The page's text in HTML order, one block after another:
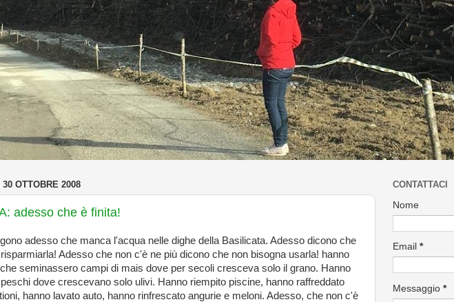
OTTOBRE 2008
adesso che è finita!
adesso che manca l'acqua nelle dighe della Basilicata. Adesso dicono che
Adesso che non c'è ne più dicono che non bisogna usarla! hanno
seminassero campi di mais dove per secoli cresceva solo il grano. Hanno
dove crescevano solo ulivi. Hanno riempito piscine, hanno raffreddato
hanno lavato auto, hanno rinfrescato angurie e meloni. Adesso, che non c'è
CONTATTACI
Nome
Email *
Messaggio *